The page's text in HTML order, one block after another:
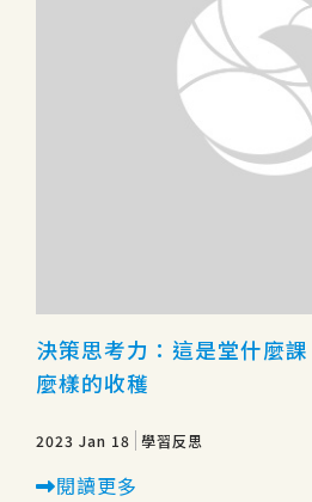
決策思考力：這是堂什麼
麼樣的收穫
2023 Jan 18 學習反思
閱讀更多